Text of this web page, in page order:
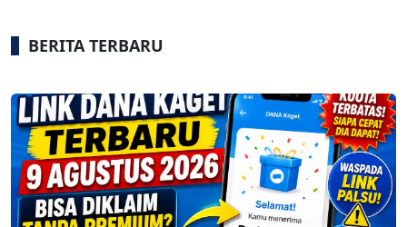
BERITA TERBARU